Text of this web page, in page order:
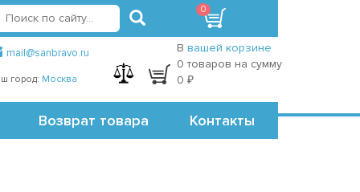
Точки самовывоза
mail@sanbravo.ru
город: Москва
регистрация
В вашей корзине
0 товаров на сумму
0 ₽
Возврат товара Контакты
0